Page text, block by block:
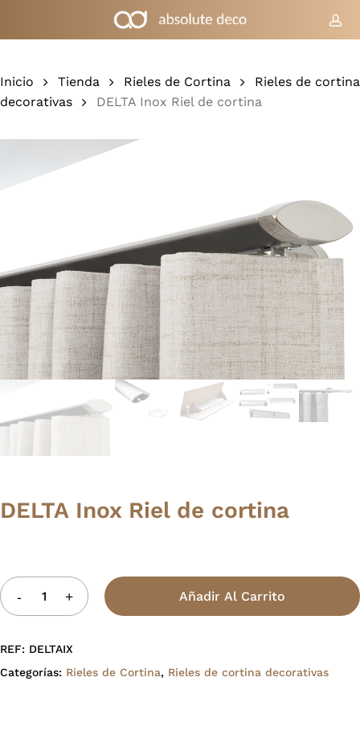
Carrito Cerrar
Inicio Tienda Rieles de Cortina
Rieles de cortina
decorativas
DELTA Inox Riel de cortina
DELTA Inox Riel de cortina
Añadir Al Carrito
REF: DELTAIX
Categorías: Rieles de Cortina, Rieles de cortina decorativas